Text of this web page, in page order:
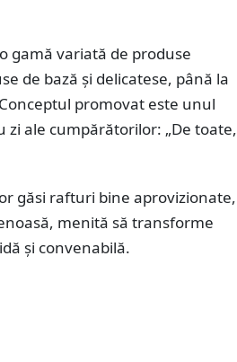
gamă variată de produse
de bază și delicatese, până la
promovat este unul
zi ale cumpărătorilor: „De toate,
găsi rafturi bine aprovizionate,
menită să transforme
și convenabilă.